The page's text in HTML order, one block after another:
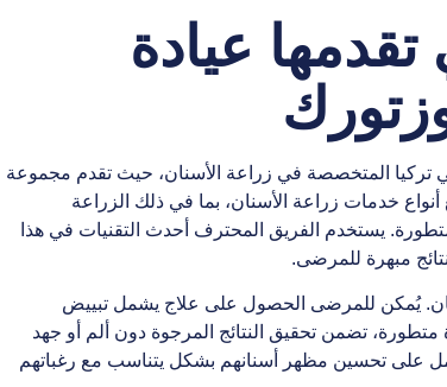
تقدمها عيادة
تركيا المتخصصة في زراعة الأسنان، حيث تقدم مجموعة
أنواع خدمات زراعة الأسنان، بما في ذلك الزراعة
متطورة. يستخدم الفريق المحترف أحدث التقنيات في هذا
مبهرة للمرضى.
يُمكن للمرضى الحصول على علاج يشمل تبييض
متطورة، تضمن تحقيق النتائج المرجوة دون ألم أو جهد
على تحسين مظهر أسنانهم بشكل يتناسب مع رغباتهم